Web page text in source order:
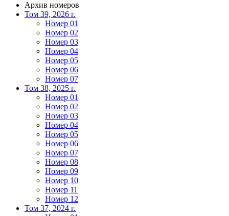
Архив номеров
Том 39, 2026 г.
Номер 01
Номер 02
Номер 03
Номер 04
Номер 05
Номер 06
Номер 07
Том 38, 2025 г.
Номер 01
Номер 02
Номер 03
Номер 04
Номер 05
Номер 06
Номер 07
Номер 08
Номер 09
Номер 10
Номер 11
Номер 12
Том 37, 2024 г.